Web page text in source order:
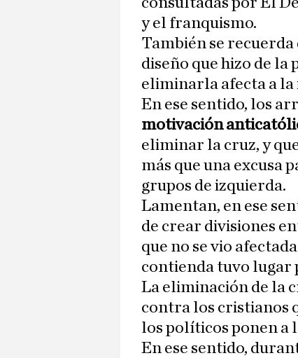
y el franquismo.
También se
diseño que hizo de la
eliminarla afecta a la
En ese sentido, los
motivación
eliminar la cruz, y
más que una excusa
grupos de izquierda.
Lamentan, en ese
de crear divisiones
que no se vio
contienda tuvo lugar
La eliminación de la
contra los cristianos
los políticos ponen a
En ese sentido,